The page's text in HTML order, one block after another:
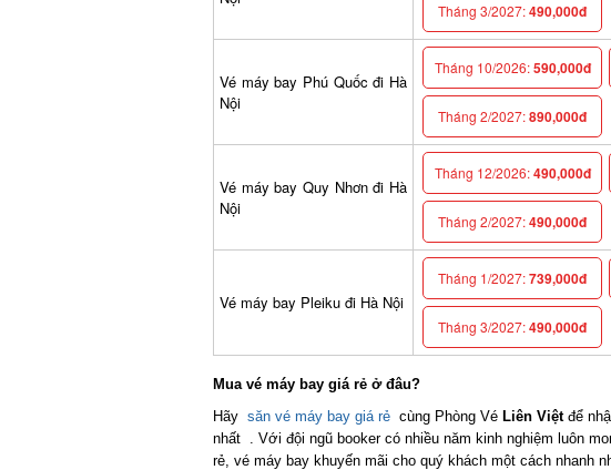
Tháng 3/2027:490,000đ
Vé máy bay Phú Quốc đi Hà
Nội
Tháng 10/2026:590,000đ
Tháng 2/2027:890,000đ
Vé máy bay Quy Nhơn đi Hà
Nội
Tháng 12/2026:490,000đ
Tháng 2/2027:490,000đ
Vé máy bay Pleiku đi Hà Nội
Tháng 1/2027:739,000đ
Tháng 3/2027:490,000đ
Mua vé máy bay giá rẻ ở đâu?
Hãy săn vé máy bay giá rẻcùng Phòng VéLiên Việtđể
nhất . Với đội ngũ booker có nhiều năm kinh nghiệm luôn
rẻ, vé máy bay khuyến mãi cho quý khách một cách nhanh